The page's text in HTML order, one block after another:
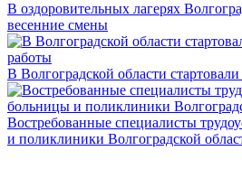
В оздоровительных лагерях
весенние смены
В Волгоградской области
Востребованные специалисты
и поликлиники Волгоградской